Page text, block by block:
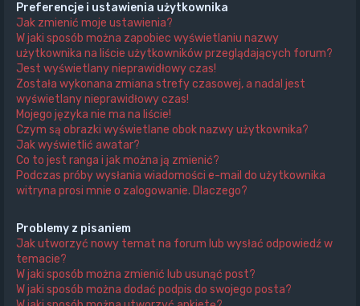
Preferencje i ustawienia użytkownika
Jak zmienić moje ustawienia?
W jaki sposób można zapobiec wyświetlaniu nazwy
użytkownika na liście użytkowników przeglądających forum?
Jest wyświetlany nieprawidłowy czas!
Została wykonana zmiana strefy czasowej, a nadal jest
wyświetlany nieprawidłowy czas!
Mojego języka nie ma na liście!
Czym są obrazki wyświetlane obok nazwy użytkownika?
Jak wyświetlić awatar?
Co to jest ranga i jak można ją zmienić?
Podczas próby wysłania wiadomości e-mail do użytkownika
witryna prosi mnie o zalogowanie. Dlaczego?
Problemy z pisaniem
Jak utworzyć nowy temat na forum lub wysłać odpowiedź w
temacie?
W jaki sposób można zmienić lub usunąć post?
W jaki sposób można dodać podpis do swojego posta?